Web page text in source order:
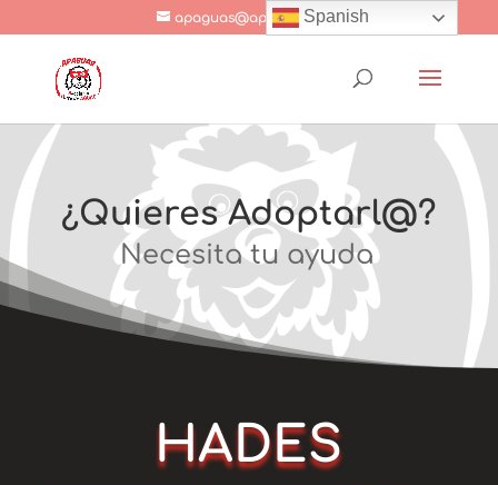
apaguas@apaguas.com
¿Quieres Adoptarl@?
Necesita tu ayuda
HADES
Spanish